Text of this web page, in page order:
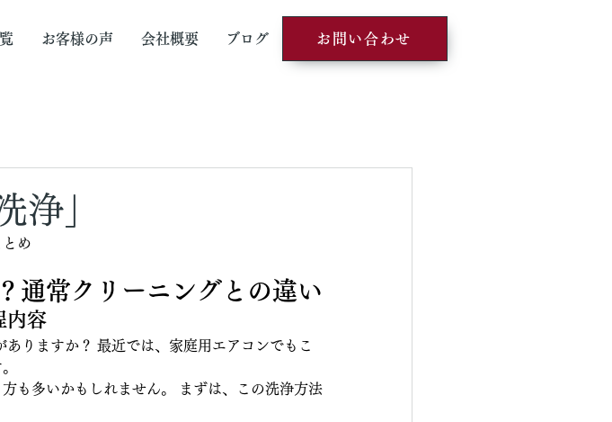
お客様の声 会社概要 ブログ お問い合わせ
浄」
め
通常クリーニングとの違い
内容
ありますか？ 最近では、家庭用エアコンでもこ
も多いかもしれません。 まずは、この洗浄方法